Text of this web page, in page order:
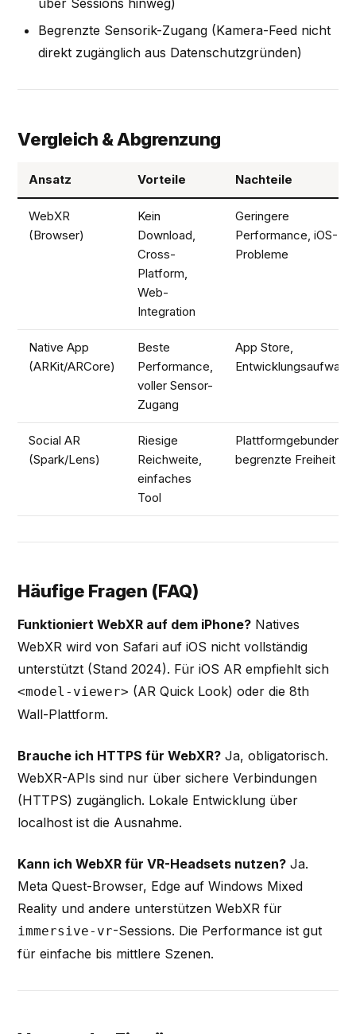
über Sessions hinweg)
Begrenzte Sensorik-Zugang (Kamera-Feed nicht
direkt zugänglich aus Datenschutzgründen)
Vergleich & Abgrenzung
Ansatz Vorteile Nachteile
WebXR
(Browser)
Kein
Download,
Cross-
Platform,
Web-
Integration
Geringere
Performance, iOS-
Probleme
Native App
(ARKit/ARCore)
Beste
Performance,
voller Sensor-
Zugang
App Store,
Entwicklungsaufwand
Social AR
(Spark/Lens)
Riesige
Reichweite,
einfaches
Tool
Plattformgebunden,
begrenzte Freiheit
Häufige Fragen (FAQ)
Funktioniert WebXR auf dem iPhone? Natives
WebXR wird von Safari auf iOS nicht vollständig
unterstützt (Stand 2024). Für iOS AR empfiehlt sich
<model-viewer> (AR Quick Look) oder die 8th
Wall-Plattform.
Brauche ich HTTPS für WebXR? Ja, obligatorisch.
WebXR-APIs sind nur über sichere Verbindungen
(HTTPS) zugänglich. Lokale Entwicklung über
localhost ist die Ausnahme.
Kann ich WebXR für VR-Headsets nutzen? Ja.
Meta Quest-Browser, Edge auf Windows Mixed
Reality und andere unterstützen WebXR für
immersive-vr-Sessions. Die Performance ist gut
für einfache bis mittlere Szenen.